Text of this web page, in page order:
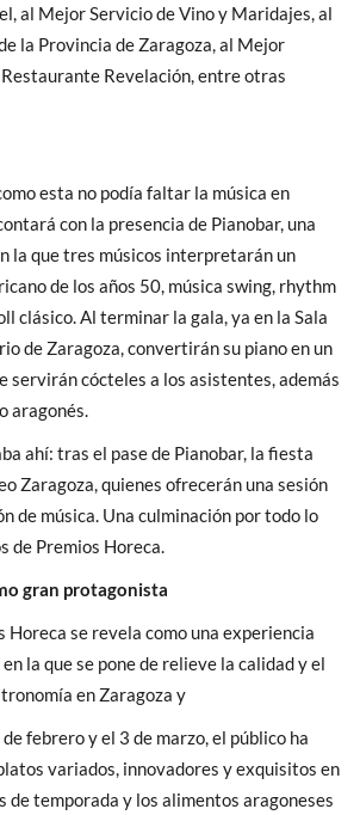
al Mejor Servicio de Vino y Maridajes, al
la Provincia de Zaragoza, al Mejor
Revelación, entre otras
esta no podía faltar la música en
con la presencia de Pianobar, una
la que tres músicos interpretarán un
de los años 50, música swing, rhythm
clásico. Al terminar la gala, ya en la Sala
de Zaragoza, convertirán su piano en un
servirán cócteles a los asistentes, además
aragonés.
ahí: tras el pase de Pianobar, la fiesta
Zaragoza, quienes ofrecerán una sesión
de música. Una culminación por todo lo
de Premios Horeca.
gran protagonista
Horeca se revela como una experiencia
la que se pone de relieve la calidad y el
en Zaragoza y
febrero y el 3 de marzo, el público ha
variados, innovadores y exquisitos en
de temporada y los alimentos aragoneses